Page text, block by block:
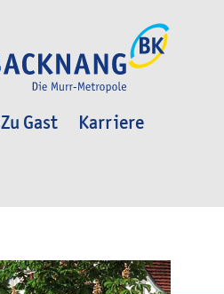
Zu Gast
Karriere